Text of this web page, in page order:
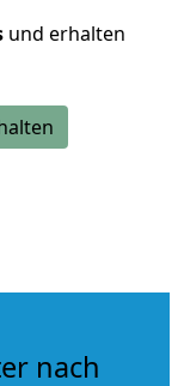
und erhalten
nach